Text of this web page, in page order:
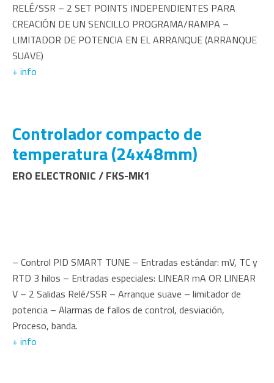
RELÉ/SSR – 2 SET POINTS INDEPENDIENTES PARA
CREACIÓN DE UN SENCILLO PROGRAMA/RAMPA –
LIMITADOR DE POTENCIA EN EL ARRANQUE (ARRANQUE
SUAVE)
+ info
Controlador compacto de
temperatura (24x48mm)
ERO ELECTRONIC / FKS-MK1
– Control PID SMART TUNE – Entradas estándar: mV, TC y
RTD 3 hilos – Entradas especiales: LINEAR mA OR LINEAR
V – 2 Salidas Relé/SSR – Arranque suave – limitador de
potencia – Alarmas de fallos de control, desviación,
Proceso, banda.
+ info